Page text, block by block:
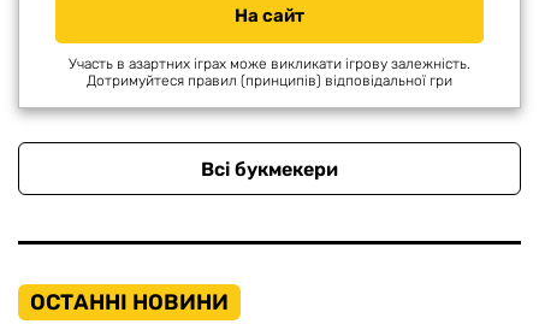
На сайт
Участь в азартних іграх може викликати ігрову залежність.
Дотримуйтеся правил (принципів) відповідальної гри
Всі букмекери
ОСТАННІ НОВИНИ